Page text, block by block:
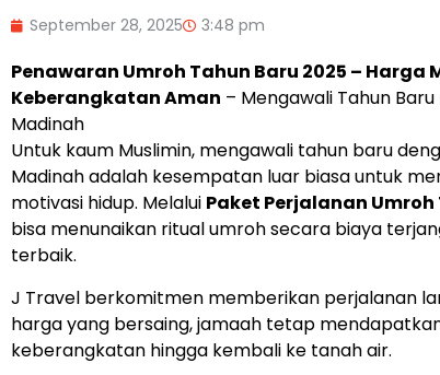
September 28, 2025 3:48 pm
Penawaran Umroh Tahun Baru 2025 – Harga
Keberangkatan Aman – Mengawali Tahun
Madinah
Untuk kaum Muslimin, mengawali tahun baru
Madinah adalah kesempatan luar biasa untuk
motivasi hidup. Melalui Paket Perjalanan
bisa menunaikan ritual umroh secara biaya
terbaik.
J Travel berkomitmen memberikan perjalanan
harga yang bersaing, jamaah tetap
keberangkatan hingga kembali ke tanah air.